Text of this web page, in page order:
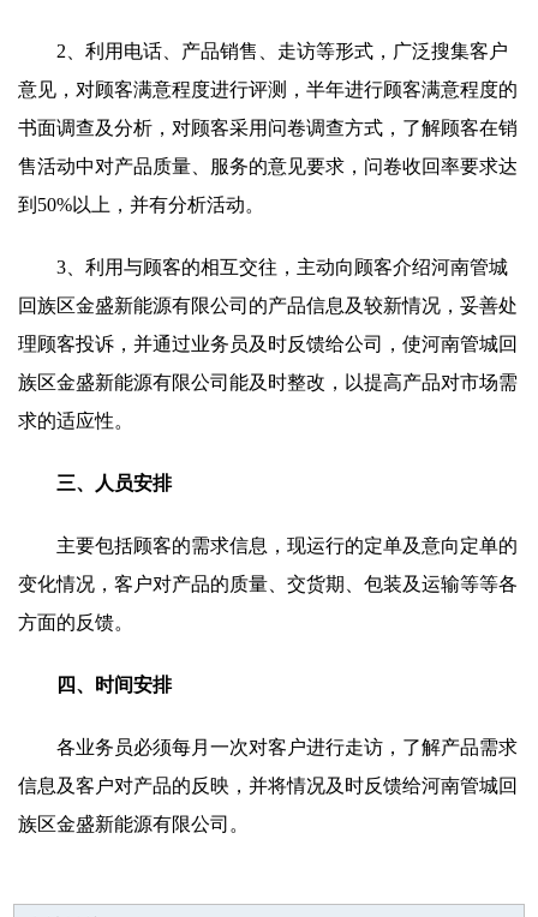
2、利用电话、产品销售、走访等形式，广泛搜集客户
意见，对顾客满意程度进行评测，半年进行顾客满意程度的
书面调查及分析，对顾客采用问卷调查方式，了解顾客在销
售活动中对产品质量、服务的意见要求，问卷收回率要求达
到50%以上，并有分析活动。
3、利用与顾客的相互交往，主动向顾客介绍河南管城
回族区金盛新能源有限公司的产品信息及较新情况，妥善处
理顾客投诉，并通过业务员及时反馈给公司，使河南管城回
族区金盛新能源有限公司能及时整改，以提高产品对市场需
求的适应性。
三、人员安排
主要包括顾客的需求信息，现运行的定单及意向定单的
变化情况，客户对产品的质量、交货期、包装及运输等等各
方面的反馈。
四、时间安排
各业务员必须每月一次对客户进行走访，了解产品需求
信息及客户对产品的反映，并将情况及时反馈给河南管城回
族区金盛新能源有限公司。